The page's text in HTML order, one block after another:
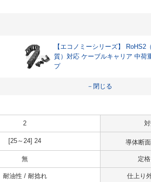
【エコノミーシリーズ】 RoHS2
質）対応 ケーブルキャリア 中荷
プ
－閉じる
2
[25～24] 24 導体断
無 定
耐油性 / 耐捻れ 仕上り